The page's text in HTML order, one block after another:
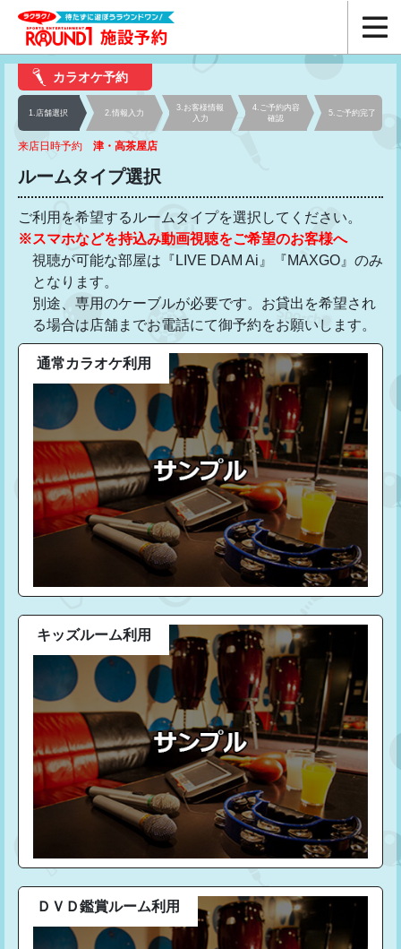
カラオケ予約
1.店舗選択 2.情報入力
3.お客様情報
入力
4.ご予約内容
確認
5.ご予約完了
ルームタイプ選択
来店日時予約 津・高茶屋店
ご利用を希望するルームタイプを選択してください。
※スマホなどを持込み動画視聴をご希望のお客様へ
視聴が可能な部屋は『LIVE DAM Ai』『MAXGO』のみ
となります。
別途、専用のケーブルが必要です。お貸出を希望され
る場合は店舗までお電話にて御予約をお願いします。
通常カラオケ利用
キッズルーム利用
ＤＶＤ鑑賞ルーム利用